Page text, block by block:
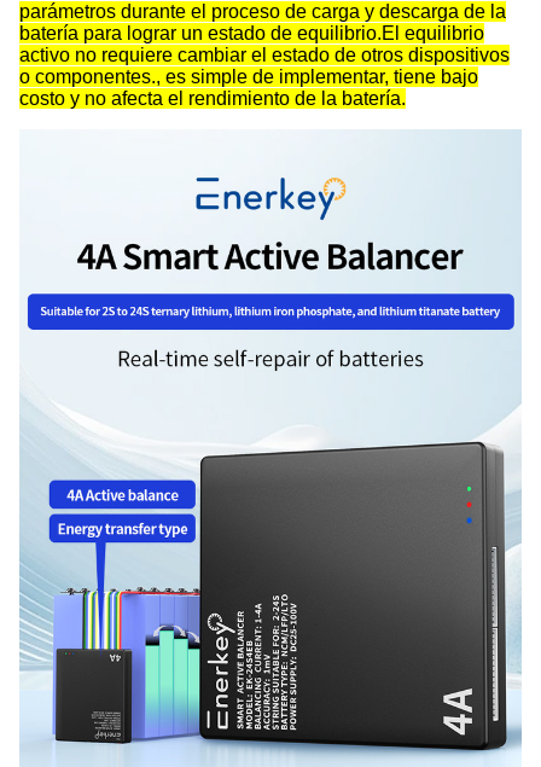
parámetros durante el proceso de carga y descarga de la
batería para lograr un estado de equilibrio.El equilibrio
activo no requiere cambiar el estado de otros dispositivos
o componentes., es simple de implementar, tiene bajo
costo y no afecta el rendimiento de la batería.